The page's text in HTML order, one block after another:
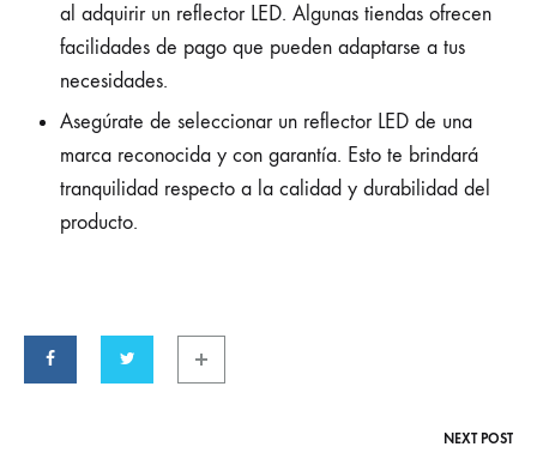
al adquirir un reflector LED. Algunas tiendas ofrecen
facilidades de pago que pueden adaptarse a tus
necesidades.
Asegúrate de seleccionar un reflector LED de una
marca reconocida y con garantía. Esto te brindará
tranquilidad respecto a la calidad y durabilidad del
producto.
NEXT POST